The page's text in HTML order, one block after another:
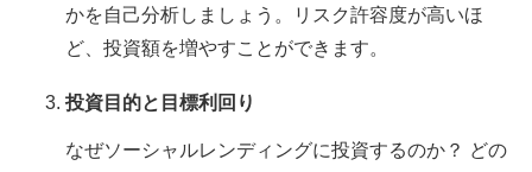
かを自己分析しましょう。リスク許容度が高いほ
ど、投資額を増やすことができます。
投資目的と目標利回り
なぜソーシャルレンディングに投資するのか？ どの